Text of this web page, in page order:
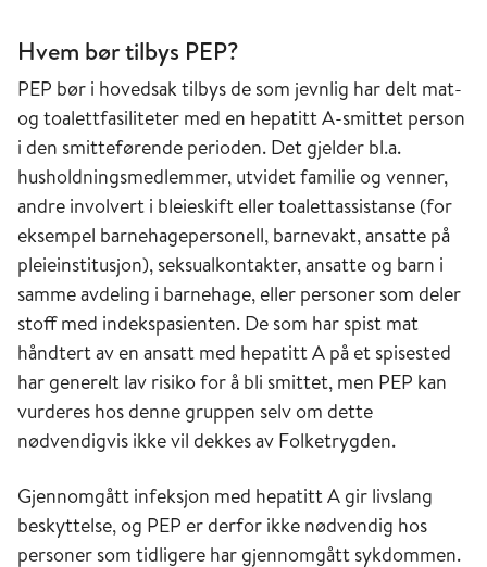
Hvem bør tilbys PEP?
PEP bør i hovedsak tilbys de som jevnlig har delt mat-
og toalettfasiliteter med en hepatitt A-smittet person
i den smitteførende perioden. Det gjelder bl.a.
husholdningsmedlemmer, utvidet familie og venner,
andre involvert i bleieskift eller toalettassistanse (for
eksempel barnehagepersonell, barnevakt, ansatte på
pleieinstitusjon), seksualkontakter, ansatte og barn i
samme avdeling i barnehage, eller personer som deler
stoff med indekspasienten. De som har spist mat
håndtert av en ansatt med hepatitt A på et spisested
har generelt lav risiko for å bli smittet, men PEP kan
vurderes hos denne gruppen selv om dette
nødvendigvis ikke vil dekkes av Folketrygden.
Gjennomgått infeksjon med hepatitt A gir livslang
beskyttelse, og PEP er derfor ikke nødvendig hos
personer som tidligere har gjennomgått sykdommen.